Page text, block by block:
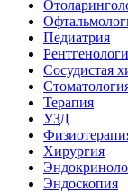
Педиатрия
Сосудистая
Терапия
УЗД
Хирургия
Эндоскопия